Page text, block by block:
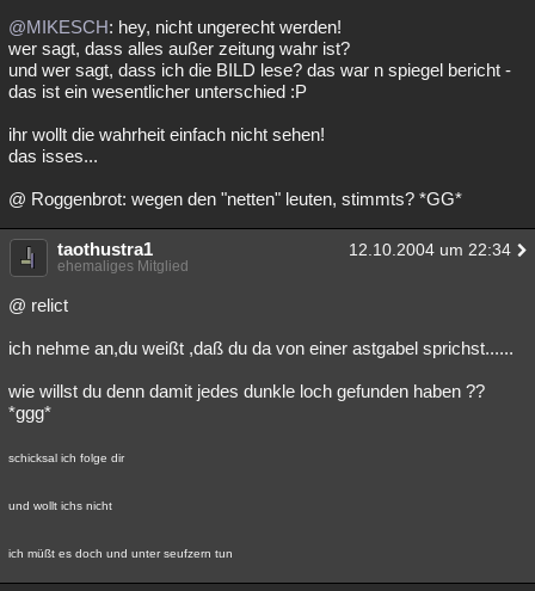
@MIKESCH: hey, nicht ungerecht werden!
wer sagt, dass alles außer zeitung wahr ist?
und wer sagt, dass ich die BILD lese? das war n spiegel bericht -
das ist ein wesentlicher unterschied :P
ihr wollt die wahrheit einfach nicht sehen!
das isses...
@ Roggenbrot: wegen den "netten" leuten, stimmts? *GG*
taothustra1 12.10.2004 um 22:34
ehemaliges Mitglied
@ relict
ich nehme an,du weißt ,daß du da von einer astgabel sprichst......
wie willst du denn damit jedes dunkle loch gefunden haben ??
*ggg*
schicksal ich folge dir
und wollt ichs nicht
ich müßt es doch und unter seufzern tun